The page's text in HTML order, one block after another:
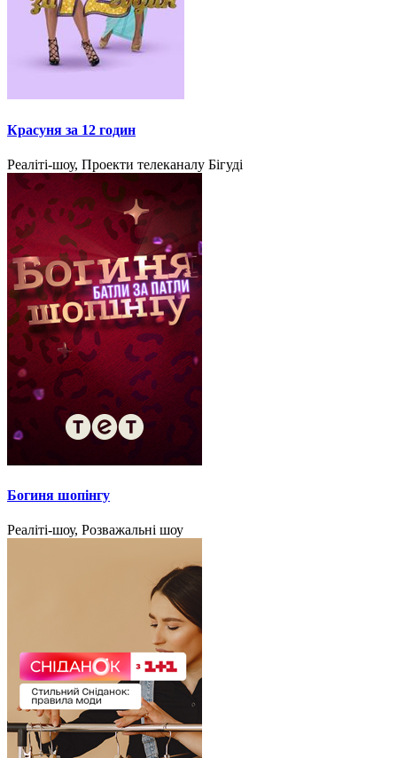
Красуня за 12 годин
Реаліті-шоу, Проекти телеканалу Бігуді
Богиня шопінгу
Реаліті-шоу, Розважальні шоу